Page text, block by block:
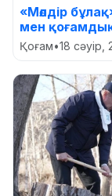
«Мөлдір
мен
Қоғам•18 сәуір,